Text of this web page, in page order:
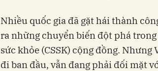
Nhiều quốc gia đã gặt hái thành
ra những chuyển biến đột phá
sức khỏe (CSSK) cộng đồng.
đi ban đầu, vẫn đang phải đối mặt